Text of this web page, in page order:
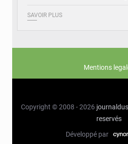
SAVOIR PLUS
Mentions
Copyright © 2008 - 2026
reservés
Développé par